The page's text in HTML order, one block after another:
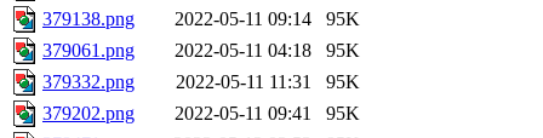
379138.png
2022-05-11 09:14
95K
379061.png
2022-05-11 04:18
95K
379332.png
2022-05-11 11:31
95K
379202.png
2022-05-11 09:41
95K